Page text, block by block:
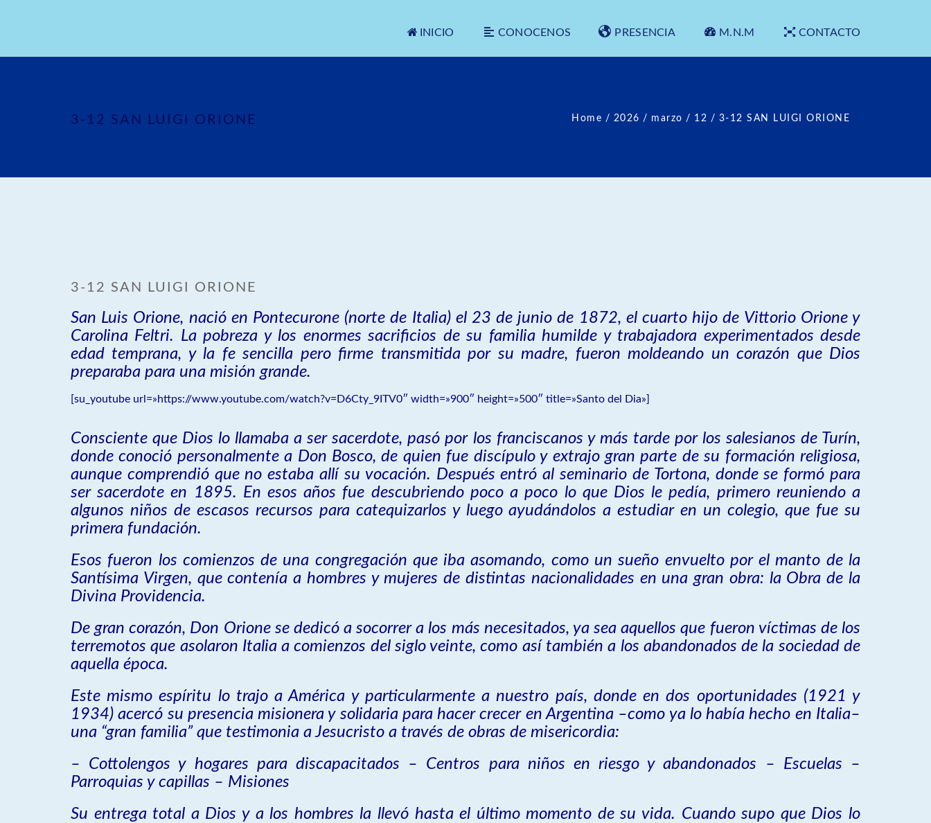
INICIO CONOCENOS PRESENCIA M.N.M CONTACTO
3-12 SAN LUIGI ORIONE Home / 2026 / marzo / 12 / 3-12 SAN LUIGI ORIONE
3-12 SAN LUIGI ORIONE
San Luis Orione, nació en Pontecurone (norte de Italia) el 23 de junio de 1872, el cuarto hijo de Vittorio Orione y
Carolina Feltri. La pobreza y los enormes sacrificios de su familia humilde y trabajadora experimentados desde
edad temprana, y la fe sencilla pero firme transmitida por su madre, fueron moldeando un corazón que Dios
preparaba para una misión grande.
[su_youtube url=»https://www.youtube.com/watch?v=D6Cty_9ITV0″ width=»900″ height=»500″ title=»Santo del Dia»]
Consciente que Dios lo llamaba a ser sacerdote, pasó por los franciscanos y más tarde por los salesianos de Turín,
donde conoció personalmente a Don Bosco, de quien fue discípulo y extrajo gran parte de su formación religiosa,
aunque comprendió que no estaba allí su vocación. Después entró al seminario de Tortona, donde se formó para
ser sacerdote en 1895. En esos años fue descubriendo poco a poco lo que Dios le pedía, primero reuniendo a
algunos niños de escasos recursos para catequizarlos y luego ayudándolos a estudiar en un colegio, que fue su
primera fundación.
Esos fueron los comienzos de una congregación que iba asomando, como un sueño envuelto por el manto de la
Santísima Virgen, que contenía a hombres y mujeres de distintas nacionalidades en una gran obra: la Obra de la
Divina Providencia.
De gran corazón, Don Orione se dedicó a socorrer a los más necesitados, ya sea aquellos que fueron víctimas de los
terremotos que asolaron Italia a comienzos del siglo veinte, como así también a los abandonados de la sociedad de
aquella época.
Este mismo espíritu lo trajo a América y particularmente a nuestro país, donde en dos oportunidades (1921 y
1934) acercó su presencia misionera y solidaria para hacer crecer en Argentina –como ya lo había hecho en Italia–
una “gran familia” que testimonia a Jesucristo a través de obras de misericordia:
– Cottolengos y hogares para discapacitados – Centros para niños en riesgo y abandonados – Escuelas –
Parroquias y capillas – Misiones
Su entrega total a Dios y a los hombres la llevó hasta el último momento de su vida. Cuando supo que Dios lo